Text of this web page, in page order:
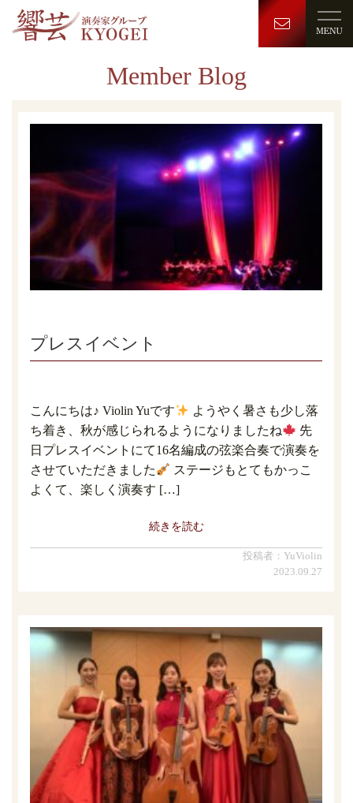
Member Blog
プレスイベント
こんにちは♪ Violin Yuです
ようやく暑さも少し落
ち着き、秋が感じられるようになりましたね
先
日プレスイベントにて16名編成の弦楽合奏で演奏を
させていただきました
ステージもとてもかっこ
よくて、楽しく演奏す […]
続きを読む
投稿者：YuViolin
2023.09.27